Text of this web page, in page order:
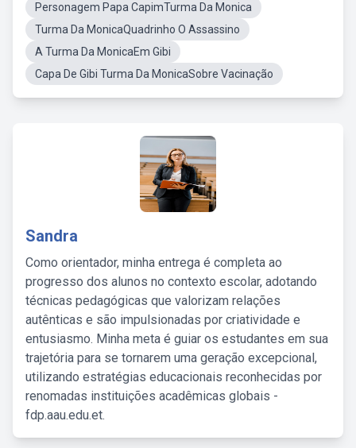
Personagem Papa CapimTurma Da Monica
Turma Da MonicaQuadrinho O Assassino
A Turma Da MonicaEm Gibi
Capa De Gibi Turma Da MonicaSobre Vacinação
Sandra
Como orientador, minha entrega é completa ao
progresso dos alunos no contexto escolar, adotando
técnicas pedagógicas que valorizam relações
autênticas e são impulsionadas por criatividade e
entusiasmo. Minha meta é guiar os estudantes em sua
trajetória para se tornarem uma geração excepcional,
utilizando estratégias educacionais reconhecidas por
renomadas instituições acadêmicas globais -
fdp.aau.edu.et.